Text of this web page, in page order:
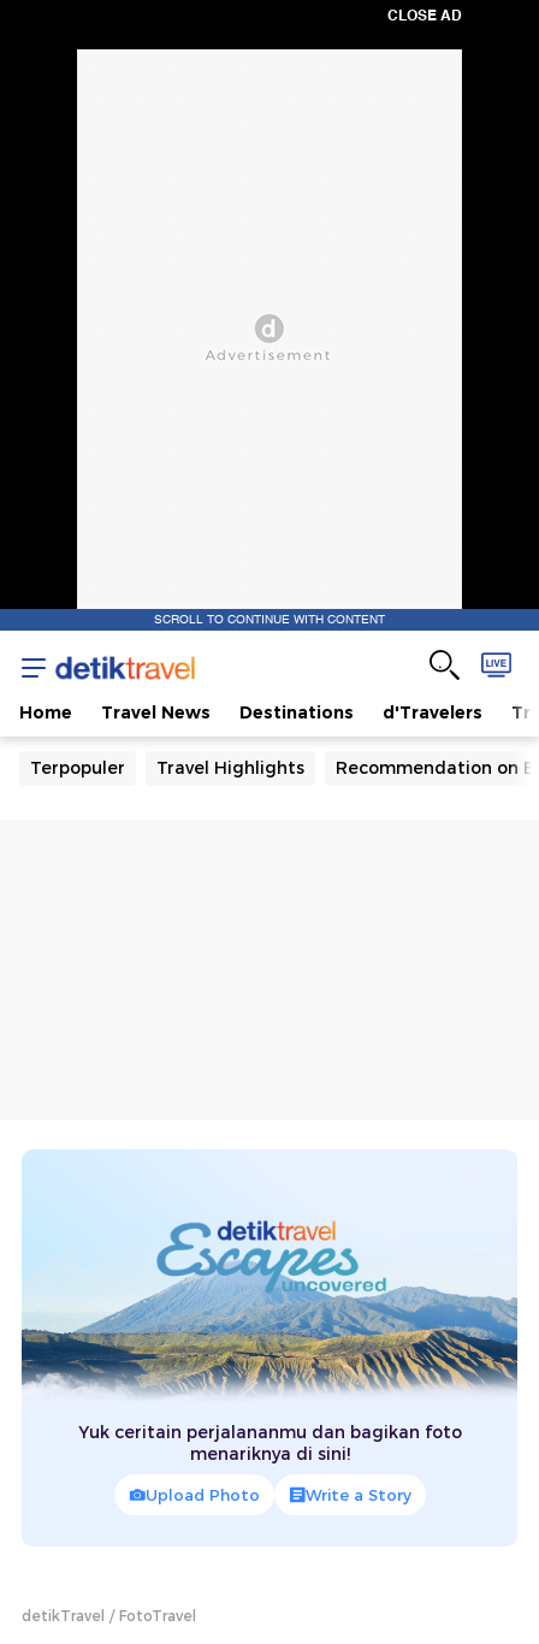
CLOSE AD
SCROLL TO CONTINUE WITH CONTENT
Home Travel News Destinations d'Travelers
Terpopuler Travel Highlights Recommendation on
Yuk ceritain perjalananmu dan bagikan foto
menariknya di sini!
Upload Photo Write a Story
detikTravel FotoTravel